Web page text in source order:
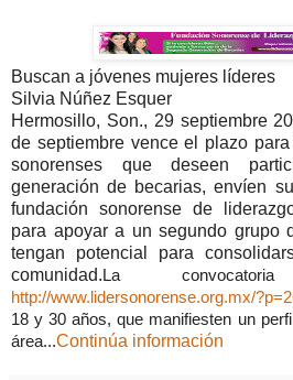
Buscan a jóvenes mujeres líderes
Silvia Núñez Esquer
Hermosillo, Son., 29 septiembre
de septiembre vence el plazo
sonorenses que deseen
generación de becarias, envíen
fundación sonorense de
para apoyar a un segundo grupo
tengan potencial para
comunidad.La
http://www.lidersonorense.org.mx/
18 y 30 años, que manifiesten un
área...Continúa información